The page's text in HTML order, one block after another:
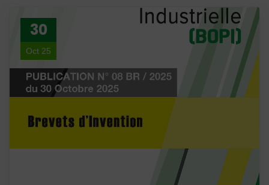
30
Oct 25